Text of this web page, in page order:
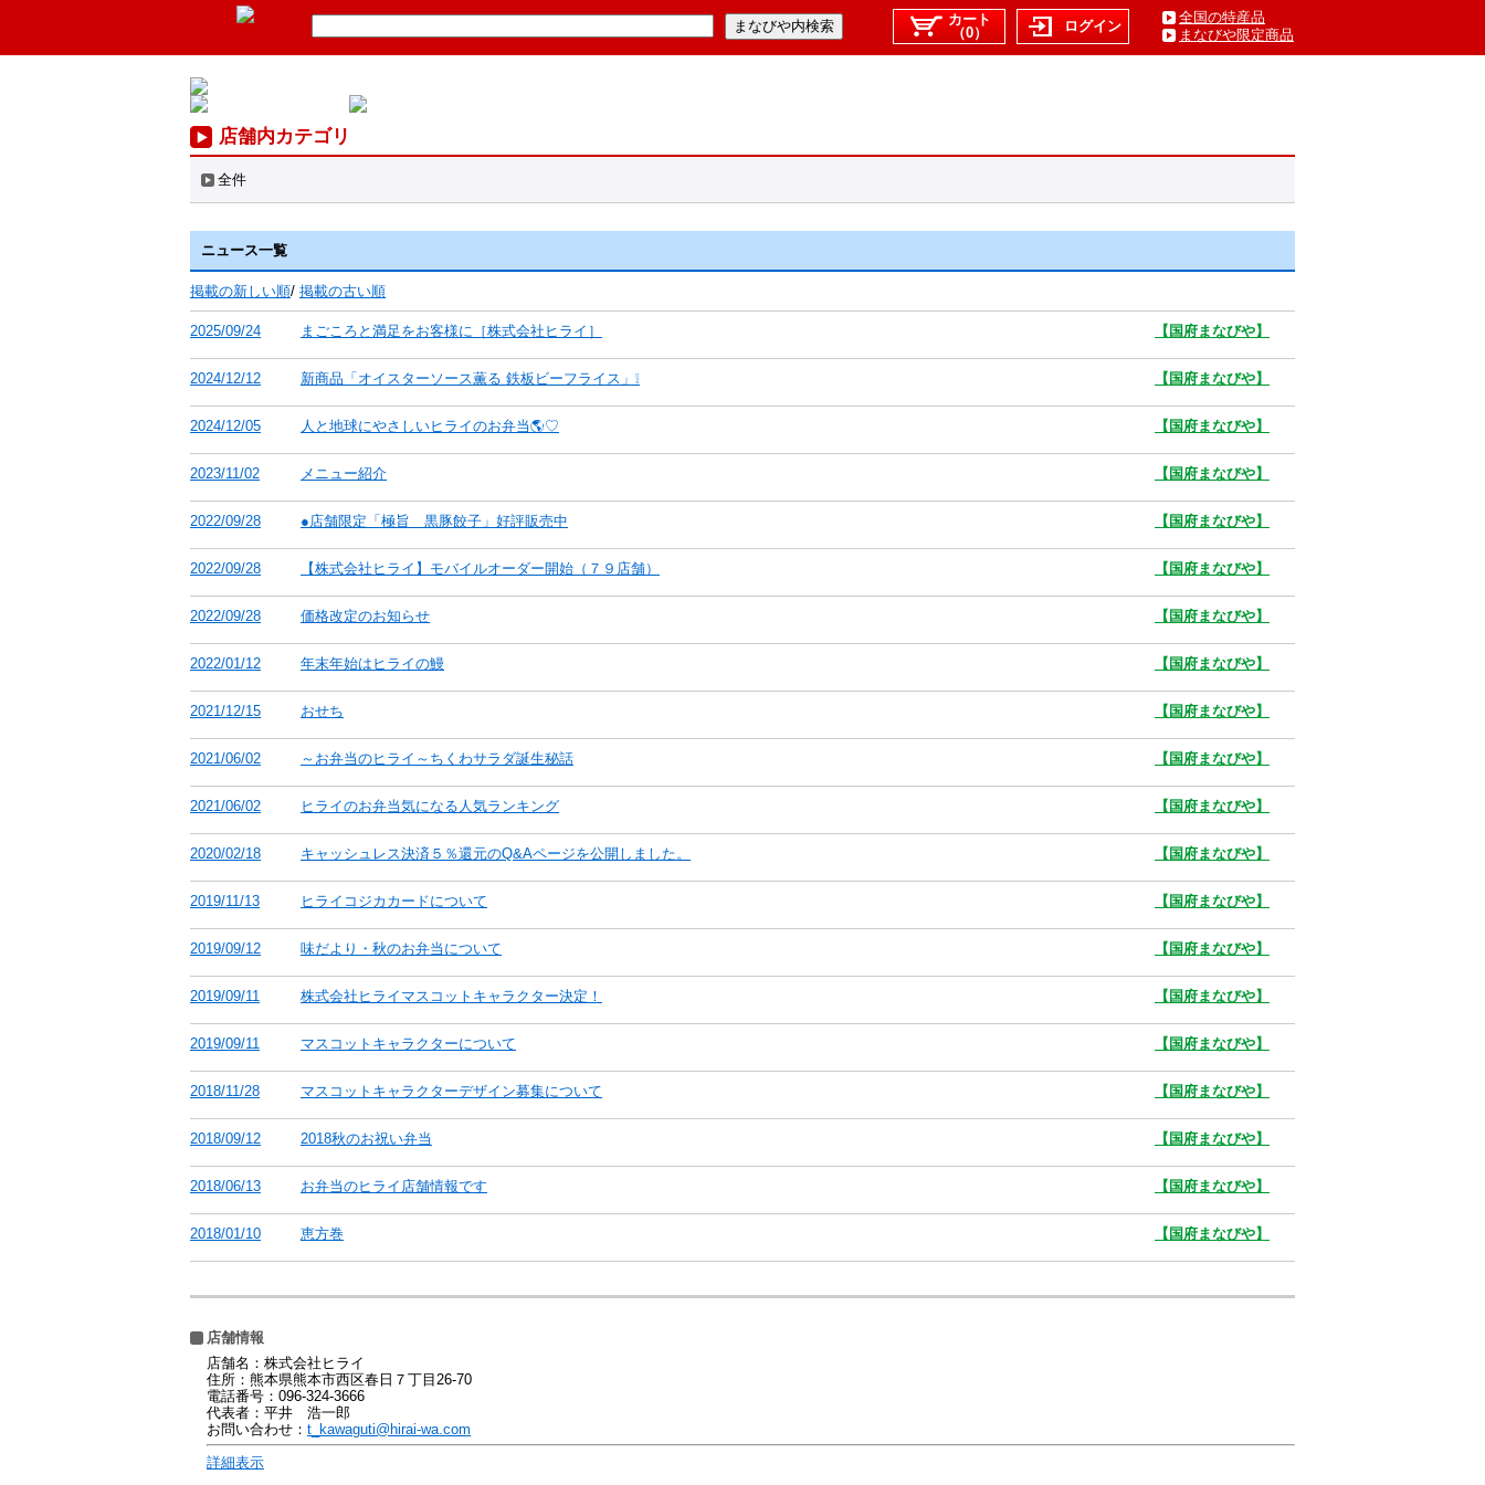
カート
（0）
ログイン
全国の特産品
まなびや限定商品
店舗内カテゴリ
全件
ニュース一覧
掲載の新しい順/ 掲載の古い順
2025/09/24 【国府まなびや】
まごころと満足をお客様に［株式会社ヒライ］
2024/12/12 【国府まなびや】
新商品「オイスターソース薫る 鉄板ビーフライス」❕
2024/12/05 【国府まなびや】
人と地球にやさしいヒライのお弁当🌎♡
2023/11/02 【国府まなびや】
メニュー紹介
2022/09/28 【国府まなびや】
●店舗限定「極旨 黒豚餃子」好評販売中
2022/09/28 【国府まなびや】
【株式会社ヒライ】モバイルオーダー開始（７９店舗）
2022/09/28 【国府まなびや】
価格改定のお知らせ
2022/01/12 【国府まなびや】
年末年始はヒライの鰻
2021/12/15 【国府まなびや】
おせち
2021/06/02 【国府まなびや】
～お弁当のヒライ～ちくわサラダ誕生秘話
2021/06/02 【国府まなびや】
ヒライのお弁当気になる人気ランキング
2020/02/18 【国府まなびや】
キャッシュレス決済５％還元のQ&Aページを公開しました。
2019/11/13 【国府まなびや】
ヒライコジカカードについて
2019/09/12 【国府まなびや】
味だより・秋のお弁当について
2019/09/11 【国府まなびや】
株式会社ヒライマスコットキャラクター決定！
2019/09/11 【国府まなびや】
マスコットキャラクターについて
2018/11/28 【国府まなびや】
マスコットキャラクターデザイン募集について
2018/09/12 【国府まなびや】
2018秋のお祝い弁当
2018/06/13 【国府まなびや】
お弁当のヒライ店舗情報です
2018/01/10 【国府まなびや】
恵方巻
店舗情報
店舗名：株式会社ヒライ
住所：熊本県熊本市西区春日７丁目26‐70
電話番号：096-324-3666
代表者：平井 浩一郎
お問い合わせ： t_kawaguti@hirai-wa.com
詳細表示